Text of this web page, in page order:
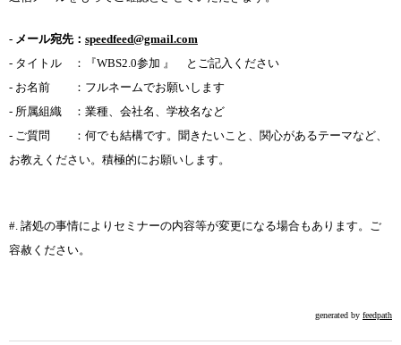
- メール宛先： speedfeed@gmail.com
- タイトル ：『WBS2.0参加 』 とご記入ください
- お名前 ：フルネームでお願いします
- 所属組織 ：業種、会社名、学校名など
- ご質問 ：何でも結構です。聞きたいこと、関心があるテーマなど、
お教えください。積極的にお願いします。
#. 諸処の事情によりセミナーの内容等が変更になる場合もあります。ご
容赦ください。
generated by feedpath